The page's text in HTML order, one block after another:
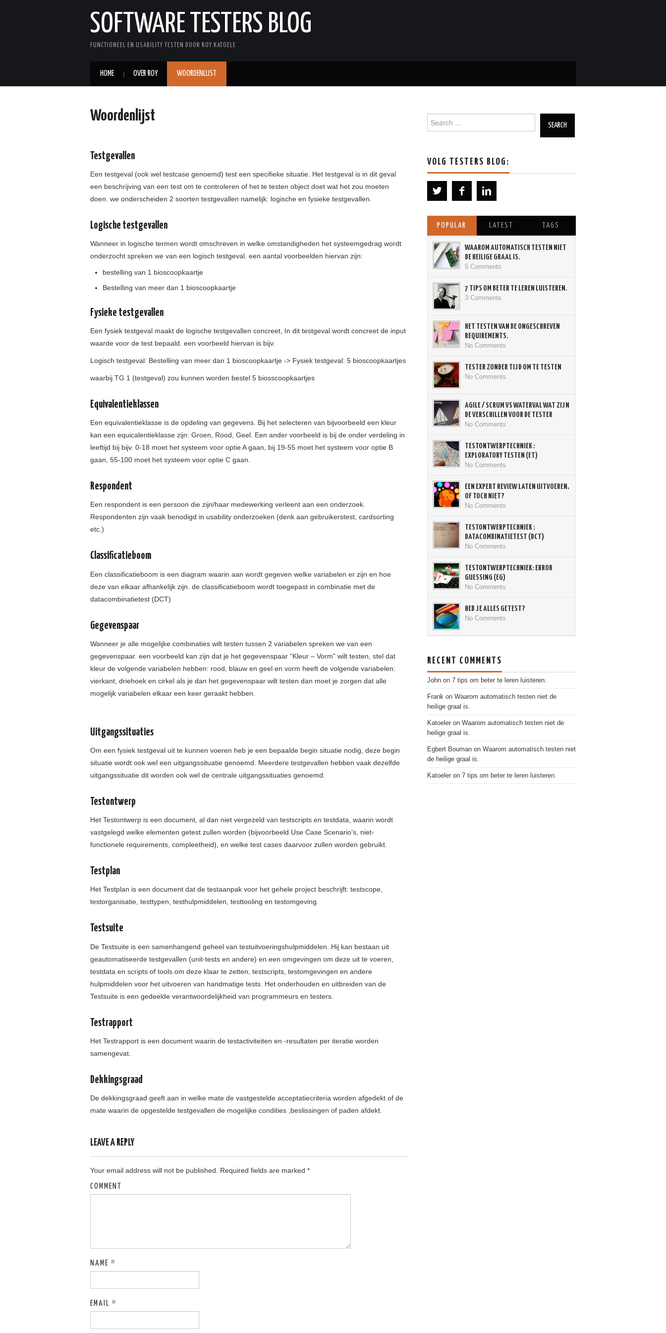
SOFTWARE TESTERS BLOG
FUNCTIONEEL EN USABILITY TESTEN DOOR ROY KATOELE
HOME OVER ROY WOORDENLIJST
Woordenlijst
Testgevallen
Een testgeval (ook wel testcase genoemd) test een specifieke situatie. Het testgeval is in dit geval
een beschrijving van een test om te controleren of het te testen object doet wat het zou moeten
doen. we onderscheiden 2 soorten testgevallen namelijk: logische en fysieke testgevallen.
Logische testgevallen
Wanneer in logische termen wordt omschreven in welke omstandigheden het systeemgedrag wordt
onderzocht spreken we van een logisch testgeval. een aantal voorbeelden hiervan zijn:
bestelling van 1 bioscoopkaartje
Bestelling van meer dan 1 bioscoopkaartje
Fysieke testgevallen
Een fysiek testgeval maakt de logische testgevallen concreet, In dit testgeval wordt concreet de input
waarde voor de test bepaald. een voorbeeld hiervan is bijv.
Logisch testgeval: Bestelling van meer dan 1 bioscoopkaartje -> Fysiek testgeval: 5 bioscoopkaartjes
waarbij TG 1 (testgeval) zou kunnen worden bestel 5 biosscoopkaartjes
Equivalentieklassen
Een equivalentieklasse is de opdeling van gegevens. Bij het selecteren van bijvoorbeeld een kleur
kan een equicalentieklasse zijn: Groen, Rood, Geel. Een ander voorbeeld is bij de onder verdeling in
leeftijd bij bijv. 0-18 moet het systeem voor optie A gaan, bij 19-55 moet het systeem voor optie B
gaan, 55-100 moet het systeem voor optie C gaan.
Respondent
Een respondent is een persoon die zijn/haar medewerking verleent aan een onderzoek.
Respondenten zijn vaak benodigd in usability onderzoeken (denk aan gebruikerstest, cardsorting
etc.)
Classificatieboom
Een classificatieboom is een diagram waarin aan wordt gegeven welke variabelen er zijn en hoe
deze van elkaar afhankelijk zijn. de classificatieboom wordt toegepast in combinatie met de
datacombinatietest (DCT)
Gegevenspaar
Wanneer je alle mogelijke combinaties wilt testen tussen 2 variabelen spreken we van een
gegevenspaar. een voorbeeld kan zijn dat je het gegevenspaar “Kleur – Vorm” wilt testen, stel dat
kleur de volgende variabelen hebben: rood, blauw en geel en vorm heeft de volgende variabelen:
vierkant, driehoek en cirkel als je dan het gegevenspaar wilt testen dan moet je zorgen dat alle
mogelijk variabelen elkaar een keer geraakt hebben.
Uitgangssituaties
Om een fysiek testgeval uit te kunnen voeren heb je een bepaalde begin situatie nodig, deze begin
situatie wordt ook wel een uitgangssituatie genoemd. Meerdere testgevallen hebben vaak dezelfde
uitgangssituatie dit worden ook wel de centrale uitgangssituaties genoemd.
Testontwerp
Het Testontwerp is een document, al dan niet vergezeld van testscripts en testdata, waarin wordt
vastgelegd welke elementen getest zullen worden (bijvoorbeeld Use Case Scenario’s, niet-
functionele requirements, compleetheid), en welke test cases daarvoor zullen worden gebruikt.
Testplan
Het Testplan is een document dat de testaanpak voor het gehele project beschrijft: testscope,
testorganisatie, testtypen, testhulpmiddelen, testtooling en testomgeving.
Testsuite
De Testsuite is een samenhangend geheel van testuitvoeringshulpmiddelen. Hij kan bestaan uit
geautomatiseerde testgevallen (unit-tests en andere) en een omgevingen om deze uit te voeren,
testdata en scripts of tools om deze klaar te zetten, testscripts, testomgevingen en andere
hulpmiddelen voor het uitvoeren van handmatige tests. Het onderhouden en uitbreiden van de
Testsuite is een gedeelde verantwoordelijkheid van programmeurs en testers.
Testrapport
Het Testrapport is een document waarin de testactiviteiten en -resultaten per iteratie worden
samengevat.
Dekkingsgraad
De dekkingsgraad geeft aan in welke mate de vastgestelde acceptatiecriteria worden afgedekt of de
mate waarin de opgestelde testgevallen de mogelijke condities ,beslissingen of paden afdekt.
LEAVE A REPLY
Your email address will not be published. Required fields are marked *
COMMENT
NAME *
EMAIL *
Search for:
VOLG TESTERS BLOG:
POPULAR LATEST TAGS
WAAROM AUTOMATISCH TESTEN NIET
DE HEILIGE GRAAL IS.
5 Comments
7 TIPS OM BETER TE LEREN LUISTEREN.
3 Comments
HET TESTEN VAN DE ONGESCHREVEN
REQUIREMENTS.
No Comments
TESTER ZONDER TIJD OM TE TESTEN
No Comments
AGILE / SCRUM VS WATERVAL WAT ZIJN
DE VERSCHILLEN VOOR DE TESTER
No Comments
TESTONTWERPTECHNIEK :
EXPLORATORY TESTEN (ET)
No Comments
EEN EXPERT REVIEW LATEN UITVOEREN,
OF TOCH NIET?
No Comments
TESTONTWERPTECHNIEK :
DATACOMBINATIETEST (DCT)
No Comments
TESTONTWERPTECHNIEK: ERROR
GUESSING (EG)
No Comments
HEB JE ALLES GETEST?
No Comments
RECENT COMMENTS
John on 7 tips om beter te leren luisteren.
Frank on Waarom automatisch testen niet de
heilige graal is.
Katoeler on Waarom automatisch testen niet de
heilige graal is.
Egbert Bouman on Waarom automatisch testen niet
de heilige graal is.
Katoeler on 7 tips om beter te leren luisteren.